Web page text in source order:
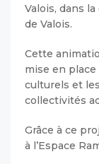
Valois, dans
de Valois.
Cette
mise en
culturels et
collectivités
Grâce à ce
à l’Espace